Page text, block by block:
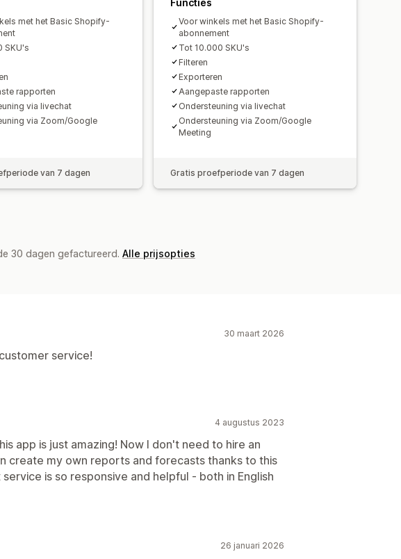
met het Basic Shopify-
SKU's
rapporten
via livechat
via Zoom/Google
van 7 dagen
Voor winkels met het Basic Shopify-
abonnement
Tot 10.000 SKU's
Filteren
Exporteren
Aangepaste rapporten
Ondersteuning via livechat
Ondersteuning via Zoom/Google
Meeting
Gratis proefperiode van 7 dagen
30 dagen gefactureerd. Alle prijsopties
30 maart 2026
service!
4 augustus 2023
app is just amazing! Now I don't need to hire an
create my own reports and forecasts thanks to this
is so responsive and helpful - both in English
26 januari 2026